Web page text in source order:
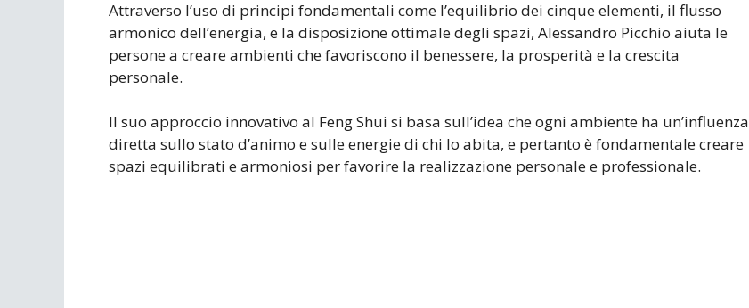
Attraverso l’uso di principi fondamentali come l’equilibrio dei cinque elementi, il flusso
armonico dell’energia, e la disposizione ottimale degli spazi, Alessandro Picchio aiuta le
persone a creare ambienti che favoriscono il benessere, la prosperità e la crescita
personale.
Il suo approccio innovativo al Feng Shui si basa sull’idea che ogni ambiente ha un’influenza
diretta sullo stato d’animo e sulle energie di chi lo abita, e pertanto è fondamentale creare
spazi equilibrati e armoniosi per favorire la realizzazione personale e professionale.